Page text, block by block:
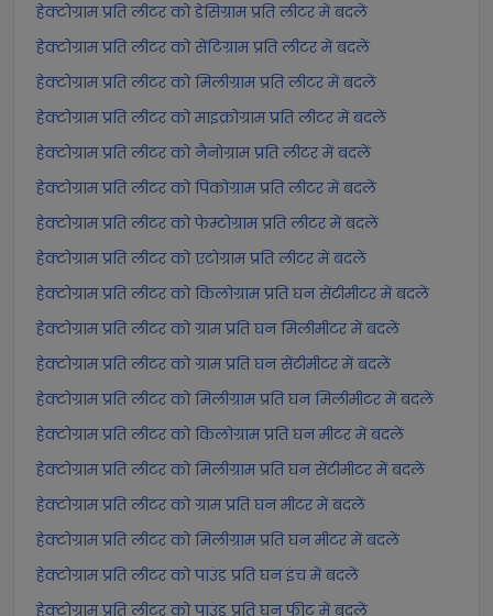
हेक्टोग्राम प्रति लीटर को डेसिग्राम प्रति लीटर में बदलें
हेक्टोग्राम प्रति लीटर को सेंटिग्राम प्रति लीटर में बदलें
हेक्टोग्राम प्रति लीटर को मिलीग्राम प्रति लीटर में बदलें
हेक्टोग्राम प्रति लीटर को माइक्रोग्राम प्रति लीटर में बदलें
हेक्टोग्राम प्रति लीटर को नैनोग्राम प्रति लीटर में बदलें
हेक्टोग्राम प्रति लीटर को पिकोग्राम प्रति लीटर में बदलें
हेक्टोग्राम प्रति लीटर को फेम्टोग्राम प्रति लीटर में बदलें
हेक्टोग्राम प्रति लीटर को एटोग्राम प्रति लीटर में बदलें
हेक्टोग्राम प्रति लीटर को किलोग्राम प्रति घन सेंटीमीटर में बदलें
हेक्टोग्राम प्रति लीटर को ग्राम प्रति घन मिलीमीटर में बदलें
हेक्टोग्राम प्रति लीटर को ग्राम प्रति घन सेंटीमीटर में बदलें
हेक्टोग्राम प्रति लीटर को मिलीग्राम प्रति घन मिलीमीटर में बदलें
हेक्टोग्राम प्रति लीटर को किलोग्राम प्रति घन मीटर में बदलें
हेक्टोग्राम प्रति लीटर को मिलीग्राम प्रति घन सेंटीमीटर में बदलें
हेक्टोग्राम प्रति लीटर को ग्राम प्रति घन मीटर में बदलें
हेक्टोग्राम प्रति लीटर को मिलीग्राम प्रति घन मीटर में बदलें
हेक्टोग्राम प्रति लीटर को पाउंड प्रति घन इंच में बदलें
हेक्टोग्राम प्रति लीटर को पाउंड प्रति घन फीट में बदलें